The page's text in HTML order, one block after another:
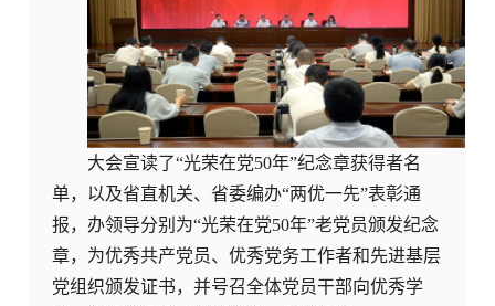
大会宣读了“光荣在党50年”纪念章获得者名
单，以及省直机关、省委编办“两优一先”表彰通
报，办领导分别为“光荣在党50年”老党员颁发纪念
章，为优秀共产党员、优秀党务工作者和先进基层
党组织颁发证书，并号召全体党员干部向优秀学